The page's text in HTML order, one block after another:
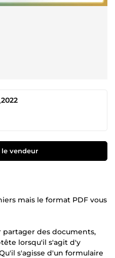
vendeur
mais le format PDF vous
partager des documents,
lorsqu'il s'agit d'y
s'agisse d'un formulaire